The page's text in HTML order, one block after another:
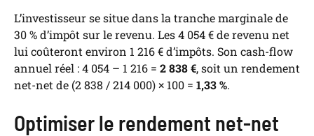
L’investisseur se situe dans la tranche marginale de
30 % d’impôt sur le revenu. Les 4 054 € de revenu net
lui coûteront environ 1 216 € d’impôts. Son cash-flow
annuel réel : 4 054 – 1 216 = 2 838 €, soit un rendement
net-net de (2 838 / 214 000) × 100 = 1,33 %.
Optimiser le rendement net-net